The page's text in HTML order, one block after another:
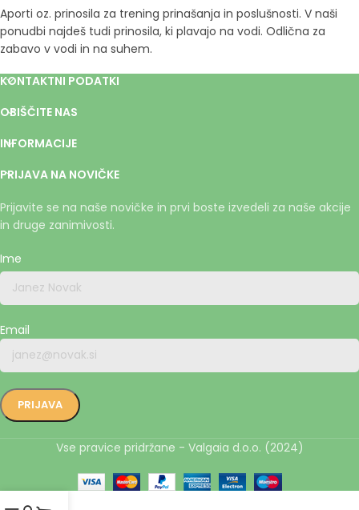
Aporti oz. prinosila za trening prinašanja in poslušnosti. V naši
ponudbi najdeš tudi prinosila, ki plavajo na vodi. Odlična za
zabavo v vodi in na suhem.
KONTAKTNI PODATKI
OBIŠČITE NAS
INFORMACIJE
PRIJAVA NA NOVIČKE
Prijavite se na naše novičke in prvi boste izvedeli za naše akcije
in druge zanimivosti.
Ime
Email
Vse pravice pridržane - Valgaia d.o.o. (2024)